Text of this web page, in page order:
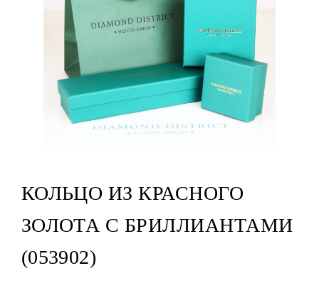
КОЛЬЦО ИЗ КРАСНОГО
ЗОЛОТА С БРИЛЛИАНТАМИ
(053902)